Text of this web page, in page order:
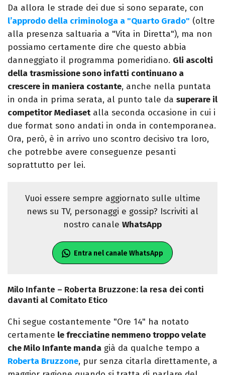
Da allora le strade dei due si sono separate, con
l’approdo della criminologa a "Quarto Grado" (oltre
alla presenza saltuaria a "Vita in Diretta"), ma non
possiamo certamente dire che questo abbia
danneggiato il programma pomeridiano. Gli ascolti
della trasmissione sono infatti continuano a
crescere in maniera costante, anche nella puntata
in onda in prima serata, al punto tale da superare il
competitor Mediasetalla seconda occasione in cui i
due format sono andati in onda in contemporanea.
Ora, però, è in arrivo uno scontro decisivo tra loro,
che potrebbe avere conseguenze pesanti
soprattutto per lei.
Vuoi essere sempre aggiornato sulle ultime
news su TV, personaggi e gossip? Iscriviti al
nostro canale WhatsApp
Entra nel canale WhatsApp
Milo Infante – Roberta Bruzzone: la resa dei conti
davanti al Comitato Etico
Chi segue costantemente "Ore 14" ha notato
certamente le frecciatine nemmeno troppo velate
che Milo Infante manda già da qualche tempo a
Roberta Bruzzone, pur senza citarla direttamente, a